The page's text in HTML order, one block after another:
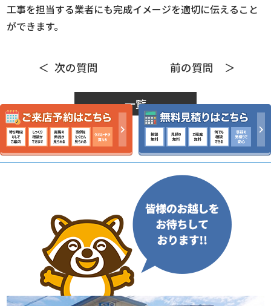
工事を担当する業者にも完成イメージを適切に伝えること
ができます。
次の質問
一覧
前の質問